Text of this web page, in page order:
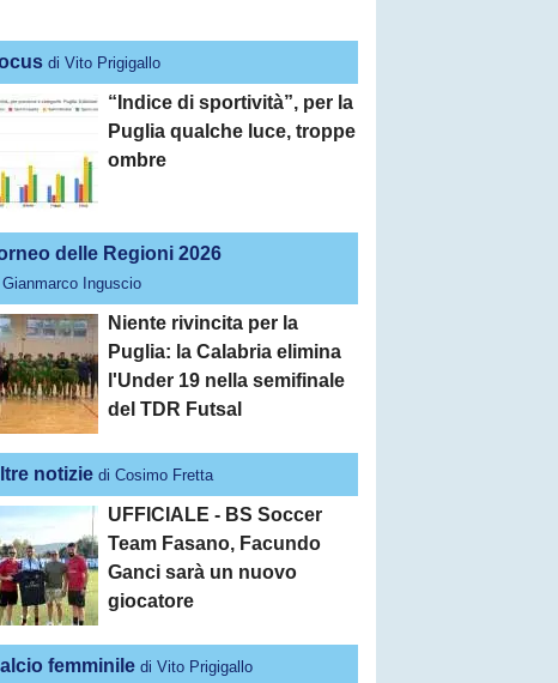
di Vito Prigigallo
“Indice di sportività”, per la
Puglia qualche luce, troppe
ombre
delle Regioni 2026
Inguscio
Niente rivincita per la
Puglia: la Calabria elimina
l'Under 19 nella semifinale
del TDR Futsal
notizie di Cosimo Fretta
UFFICIALE - BS Soccer
Team Fasano, Facundo
Ganci sarà un nuovo
giocatore
femminile di Vito Prigigallo